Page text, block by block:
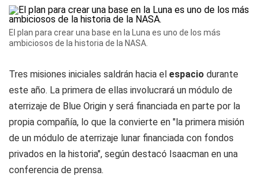
El plan para crear una base en la Luna es uno de los más
ambiciosos de la historia de la NASA.
Tres misiones iniciales saldrán hacia el espacio durante
este año. La primera de ellas involucrará un módulo de
aterrizaje de Blue Origin y será financiada en parte por la
propia compañía, lo que la convierte en "la primera misión
de un módulo de aterrizaje lunar financiada con fondos
privados en la historia", según destacó Isaacman en una
conferencia de prensa.